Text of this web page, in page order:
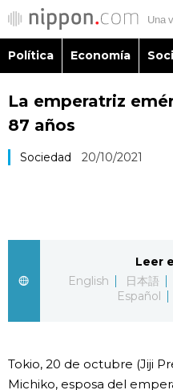
Política
Sociedad
Cultura
Vida
Política Economía
La emperatriz
87 años
Sociedad 20/10/2021
Leer
English
日本語
Español
Tokio, 20 de octubre (Jiji
Michiko, esposa del